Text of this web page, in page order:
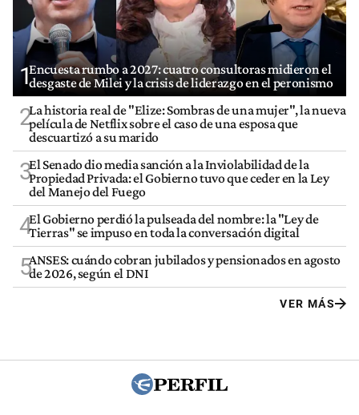
1Encuesta rumbo a 2027: cuatro consultoras midieron el
desgaste de Milei y la crisis de liderazgo en el peronismo
2La historia real de "Elize: Sombras de una mujer", la nueva
película de Netflix sobre el caso de una esposa que
descuartizó a su marido
3El Senado dio media sanción a la Inviolabilidad de la
Propiedad Privada: el Gobierno tuvo que ceder en la Ley
del Manejo del Fuego
4El Gobierno perdió la pulseada del nombre: la "Ley de
Tierras" se impuso en toda la conversación digital
5ANSES: cuándo cobran jubilados y pensionados en agosto
de 2026, según el DNI
VER MÁS